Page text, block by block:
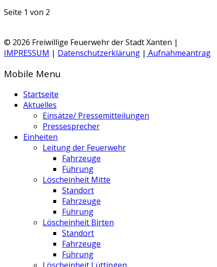
Seite 1 von 2
© 2026 Freiwillige Feuerwehr der Stadt Xanten |
IMPRESSUM | Datenschutzerklärung | Aufnahmeantrag
Mobile Menu
Startseite
Aktuelles
Einsätze/ Pressemitteilungen
Pressesprecher
Einheiten
Leitung der Feuerwehr
Fahrzeuge
Führung
Löscheinheit Mitte
Standort
Fahrzeuge
Führung
Löscheinheit Birten
Standort
Fahrzeuge
Führung